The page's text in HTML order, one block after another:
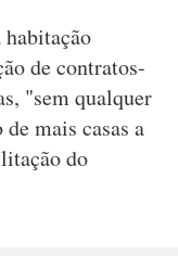
habitação
de contratos-
"sem qualquer
mais casas a
do